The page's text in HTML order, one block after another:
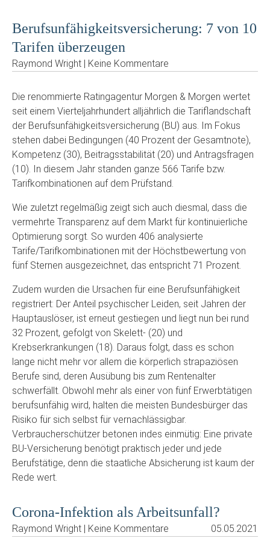
Berufsunfähigkeitsversicherung: 7 von 10
Tarifen überzeugen
Raymond Wright | Keine Kommentare
Die renommierte Ratingagentur Morgen & Morgen wertet
seit einem Vierteljahrhundert alljährlich die Tariflandschaft
der Berufsunfähigkeitsversicherung (BU) aus. Im Fokus
stehen dabei Bedingungen (40 Prozent der Gesamtnote),
Kompetenz (30), Beitragsstabilität (20) und Antragsfragen
(10). In diesem Jahr standen ganze 566 Tarife bzw.
Tarifkombinationen auf dem Prüfstand.
Wie zuletzt regelmäßig zeigt sich auch diesmal, dass die
vermehrte Transparenz auf dem Markt für kontinuierliche
Optimierung sorgt. So wurden 406 analysierte
Tarife/Tarifkombinationen mit der Höchstbewertung von
fünf Sternen ausgezeichnet, das entspricht 71 Prozent.
Zudem wurden die Ursachen für eine Berufsunfähigkeit
registriert: Der Anteil psychischer Leiden, seit Jahren der
Hauptauslöser, ist erneut gestiegen und liegt nun bei rund
32 Prozent, gefolgt von Skelett- (20) und
Krebserkrankungen (18). Daraus folgt, dass es schon
lange nicht mehr vor allem die körperlich strapaziösen
Berufe sind, deren Ausübung bis zum Rentenalter
schwerfällt. Obwohl mehr als einer von fünf Erwerbtätigen
berufsunfähig wird, halten die meisten Bundesbürger das
Risiko für sich selbst für vernachlässigbar.
Verbraucherschützer betonen indes einmütig: Eine private
BU-Versicherung benötigt praktisch jeder und jede
Berufstätige, denn die staatliche Absicherung ist kaum der
Rede wert.
Corona-Infektion als Arbeitsunfall?
Raymond Wright | Keine Kommentare 05.05.2021